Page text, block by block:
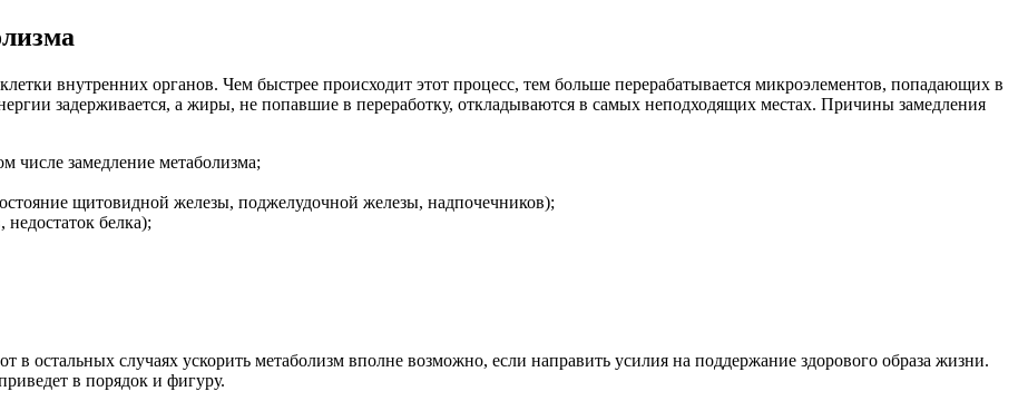
внутренних органов. Чем быстрее происходит этот процесс, тем больше перерабатывается микроэлементов, попадающих в
задерживается, а жиры, не попавшие в переработку, откладываются в самых неподходящих местах. Причины замедления
числе замедление метаболизма;
щитовидной железы, поджелудочной железы, надпочечников);
белка);
остальных случаях ускорить метаболизм вполне возможно, если направить усилия на поддержание здорового образа жизни.
в порядок и фигуру.